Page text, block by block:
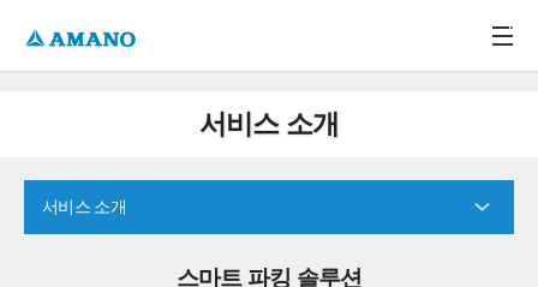
서비스 소개
서비스 소개
스마트 파킹 솔루션